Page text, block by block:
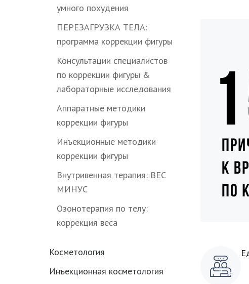
умного похудения
ПЕРЕЗАГРУЗКА ТЕЛА:
программа коррекции фигуры
Консультации специалистов
по коррекции фигуры &
лабораторные исследования
Аппаратные методики
коррекции фигуры
Инъекционные методики
коррекции фигуры
Внутривенная терапия: ВЕС
МИНУС
Озонотерапия по телу:
коррекция веса
Косметология
Инъекционная косметология